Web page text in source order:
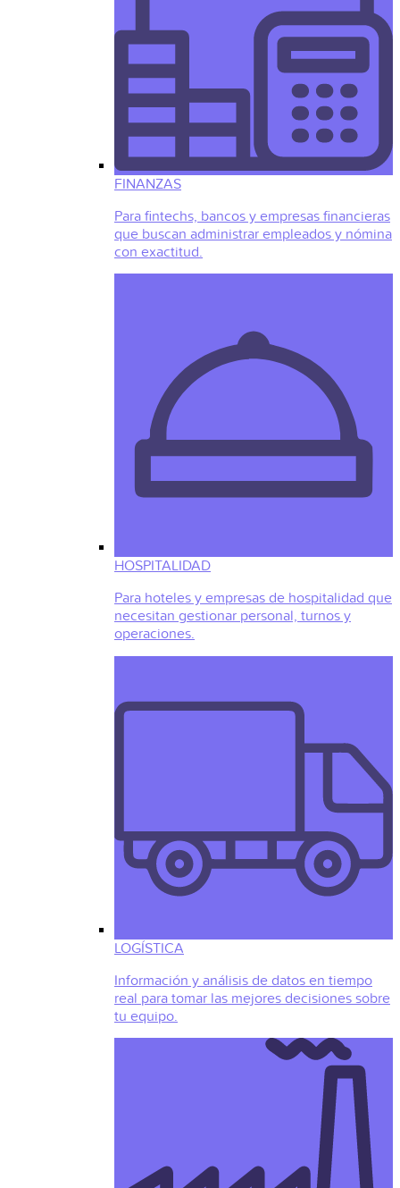
FINANZAS
Para fintechs, bancos y empresas financieras
que buscan administrar empleados y nómina
con exactitud.
HOSPITALIDAD
Para hoteles y empresas de hospitalidad que
necesitan gestionar personal, turnos y
operaciones.
LOGÍSTICA
Información y análisis de datos en tiempo
real para tomar las mejores decisiones sobre
tu equipo.